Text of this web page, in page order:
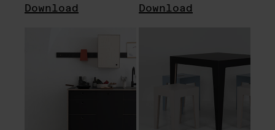
Download Download